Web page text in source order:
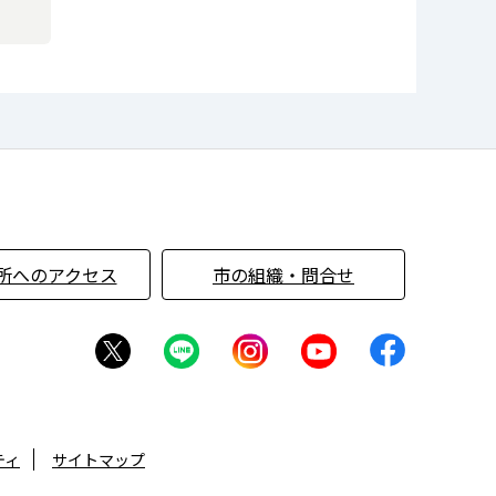
へのアクセス 市の組織・問合せ
サイトマップ